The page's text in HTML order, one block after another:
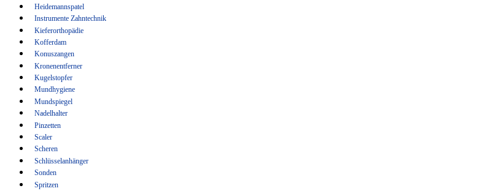
Schlüsselanhänger
Sonden
Spritzen
Sterilisation
Tasterzirkel Messzirkel
Wundhaken
Zementspatel
Heidemannspatel
Instrumente Zahntechnik
Kieferorthopädie
Kofferdam
Konuszangen
Kronenentferner
Kugelstopfer
Mundhygiene
Mundspiegel
Nadelhalter
Pinzetten
Scaler
Scheren
Schlüsselanhänger
Sonden
Spritzen